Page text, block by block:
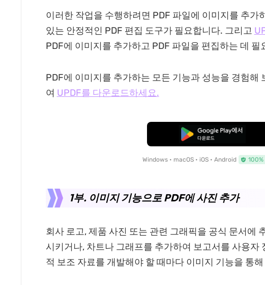
이러한 작업을 수행하려면 PDF 파일에 이미지를 추가
있는 안정적인 PDF 편집 도구가 필요합니다. 그리고
PDF에 이미지를 추가하고 PDF 파일을 편집하는 데
PDF에 이미지를 추가하는 모든 기능과 성능을 경험해
여 UPDF를 다운로드하세요.
무료로 다운로드
Windows • macOS • iOS • Android 100%
1부. 이미지 기능으로 PDF에 사진 추가
회사 로고, 제품 사진 또는 관련 그래픽을 공식 문서에
시키거나, 차트나 그래프를 추가하여 보고서를 사용자
적 보조 자료를 개발해야 할 때마다 이미지 기능을 통